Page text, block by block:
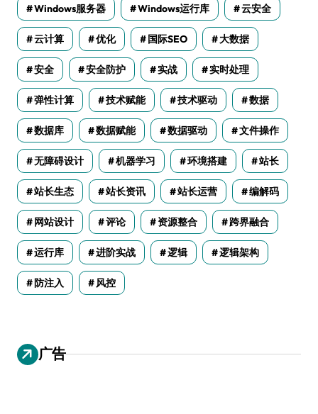
Windows服务器 Windows运行库 云安全
云计算 优化 国际SEO 大数据
安全 安全防护 实战 实时处理
弹性计算 技术赋能 技术驱动 数据
数据库 数据赋能 数据驱动 文件操作
无障碍设计 机器学习 环境搭建 站长
站长生态 站长资讯 站长运营 编解码
网站设计 评论 资源整合 跨界融合
运行库 进阶实战 逻辑 逻辑架构
防注入 风控
广告